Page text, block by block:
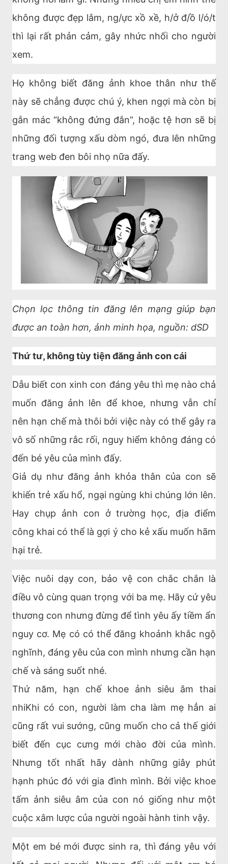
không được đẹp lắm, ng/ực xồ xề, h/ở đ/ồ l/ó/t
thì lại rất phản cảm, gây nhức nhối cho người
xem.
Họ không biết đăng ảnh khoe thân như thế
này sẽ chẳng được chú ý, khen ngợi mà còn bị
gắn mác “không đứng đắn”, hoặc tệ hơn sẽ bị
những đối tượng xấu dòm ngó, đưa lên những
trang web đen bôi nhọ nữa đấy.
Chọn lọc thông tin đăng lên mạng giúp bạn
được an toàn hơn, ảnh minh họa, nguồn: dSD
Thứ tư, không tùy tiện đăng ảnh con cái
Dẫu biết con xinh con đáng yêu thì mẹ nào chả
muốn đăng ảnh lên để khoe, nhưng vẫn chỉ
nên hạn chế mà thôi bởi việc này có thể gây ra
vô số những rắc rối, nguy hiểm không đáng có
đến bé yêu của mình đấy.
Giả dụ như đăng ảnh khỏa thân của con sẽ
khiến trẻ xấu hổ, ngại ngùng khi chúng lớn lên.
Hay chụp ảnh con ở trường học, địa điểm
công khai có thể là gợi ý cho kẻ xấu muốn hãm
hại trẻ.
Việc nuôi dạy con, bảo vệ con chắc chắn là
điều vô cùng quan trọng với ba mẹ. Hãy cứ yêu
thương con nhưng đừng để tình yêu ấy tiềm ẩn
nguy cơ. Mẹ có có thể đăng khoảnh khắc ngộ
nghĩnh, đáng yêu của con mình nhưng cần hạn
chế và sáng suốt nhé.
Thứ năm, hạn chế khoe ảnh siêu âm thai
nhiKhi có con, người làm cha làm mẹ hẳn ai
cũng rất vui sướng, cũng muốn cho cả thế giới
biết đến cục cưng mới chào đời của mình.
Nhưng tốt nhất hãy dành những giây phút
hạnh phúc đó với gia đình mình. Bởi việc khoe
tấm ảnh siêu âm của con nó giống như một
cuộc xâm lược của người ngoài hành tinh vậy.
Một em bé mới được sinh ra, thì đáng yêu với